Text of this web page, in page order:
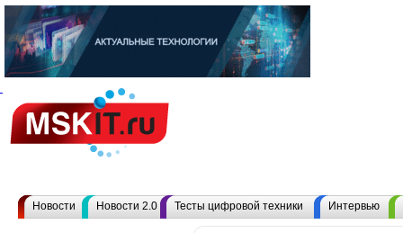
Новости Новости 2.0 Тесты цифровой техники Интервью